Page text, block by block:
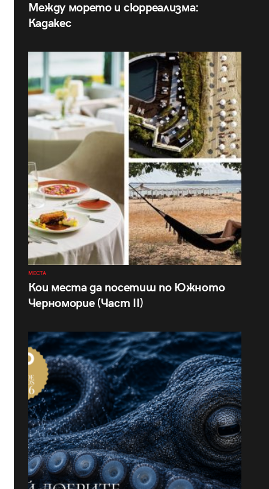
Между морето и сюрреализма:
Кадакес
МЕСТА
Кои места да посетиш по Южното
Черноморие (Част II)